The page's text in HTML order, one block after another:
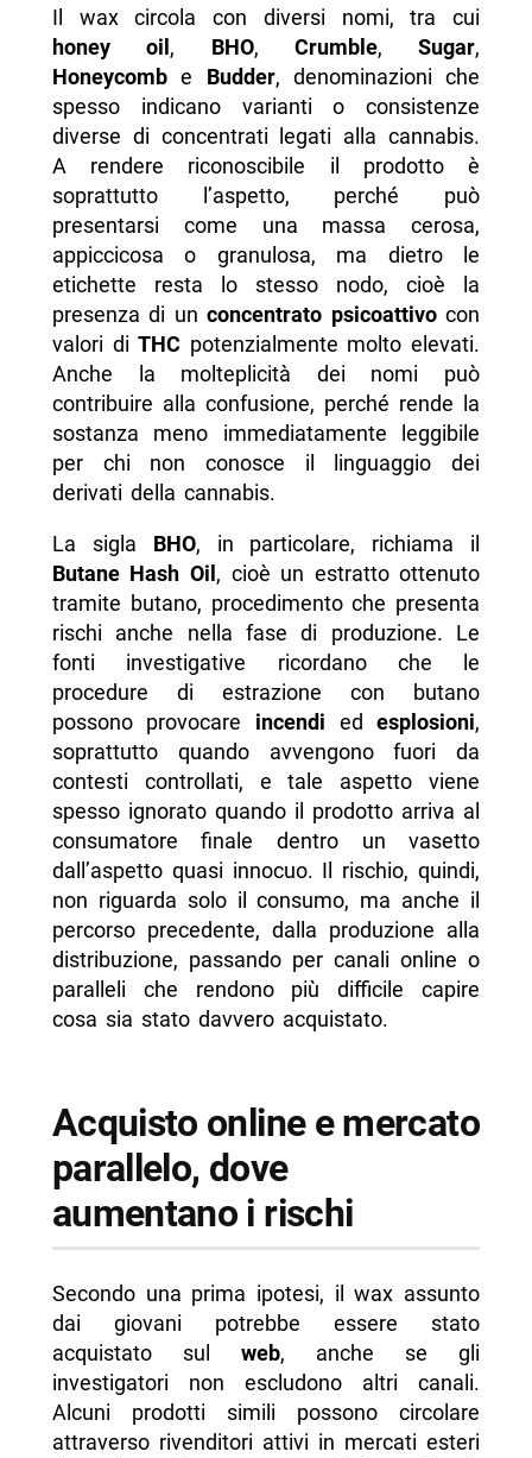
Il wax circola con diversi nomi, tra cui
honey oil , BHO, Crumble,Sugar,
Honeycombe Budder, denominazioni che
spesso indicano varianti o consistenze
diverse di concentrati legati alla cannabis.
A rendere riconoscibile il prodotto è
soprattutto l’aspetto, perché può
presentarsi come una massa cerosa,
appiccicosa o granulosa, ma dietro le
etichette resta lo stesso nodo, cioè la
presenza di unconcentrato psicoattivocon
valori diTHC potenzialmente molto elevati.
Anche la molteplicità dei nomi può
contribuire alla confusione, perché rende la
sostanza meno immediatamente leggibile
per chi non conosce il linguaggio dei
derivati della cannabis.
La sigla BHO, in particolare, richiama il
Butane Hash Oil , cioè un estratto ottenuto
tramite butano, procedimento che presenta
rischi anche nella fase di produzione. Le
fonti investigative ricordano che le
procedure di estrazione con butano
possono provocare incendi edesplosioni,
soprattutto quando avvengono fuori da
contesti controllati, e tale aspetto viene
spesso ignorato quando il prodotto arriva al
consumatore finale dentro un vasetto
dall’aspetto quasi innocuo. Il rischio, quindi,
non riguarda solo il consumo, ma anche il
percorso precedente, dalla produzione alla
distribuzione, passando per canali online o
paralleli che rendono più difficile capire
cosa sia stato davvero acquistato.
Acquisto online e mercato
parallelo, dove
aumentano i rischi
Secondo una prima ipotesi, il wax assunto
dai giovani potrebbe essere stato
acquistato sul web, anche se gli
investigatori non escludono altri canali.
Alcuni prodotti simili possono circolare
attraverso rivenditori attivi in mercati esteri